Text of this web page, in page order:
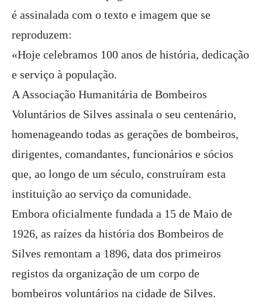
é assinalada com o texto e imagem que se
reproduzem:
«Hoje celebramos 100 anos de história, dedicação
e serviço à população.
A Associação Humanitária de Bombeiros
Voluntários de Silves assinala o seu centenário,
homenageando todas as gerações de bombeiros,
dirigentes, comandantes, funcionários e sócios
que, ao longo de um século, construíram esta
instituição ao serviço da comunidade.
Embora oficialmente fundada a 15 de Maio de
1926, as raízes da história dos Bombeiros de
Silves remontam a 1896, data dos primeiros
registos da organização de um corpo de
bombeiros voluntários na cidade de Silves.